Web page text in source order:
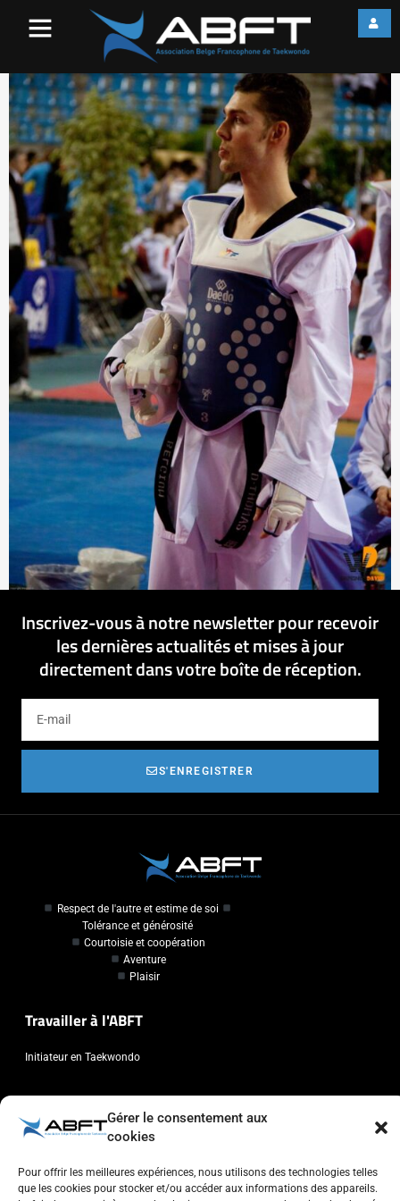
Gérer le consentement aux
cookies
Pour offrir les meilleures expériences, nous utilisons des technologies telles
que les cookies pour stocker et/ou accéder aux informations des appareils.
Inscrivez-vous à notre newsletter pour recevoir
les dernières actualités et mises à jour
directement dans votre boîte de réception.
S'ENREGISTRER
Respect de l'autre et estime de soi
Tolérance et générosité
Courtoisie et coopération
Aventure
Plaisir
Travailler à l'ABFT
Initiateur en Taekwondo
Contact
Association Belge Francophone de Taekwondo
info@abft.be